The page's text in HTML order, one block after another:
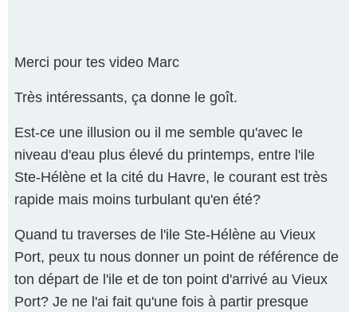
Merci pour tes video Marc
Très intéressants, ça donne le goît.
Est-ce une illusion ou il me semble qu'avec le
niveau d'eau plus élevé du printemps, entre l'ile
Ste-Hélène et la cité du Havre, le courant est très
rapide mais moins turbulant qu'en été?
Quand tu traverses de l'ile Ste-Hélène au Vieux
Port, peux tu nous donner un point de référence de
ton départ de l'ile et de ton point d'arrivé au Vieux
Port? Je ne l'ai fait qu'une fois à partir presque